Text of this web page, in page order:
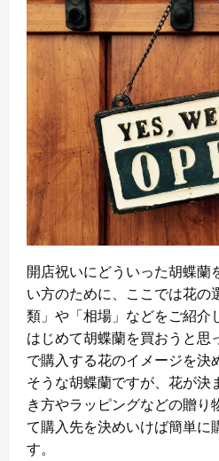
開店祝いにどういった胡蝶蘭
い方のために、ここでは花の
類」や「相場」などをご紹介
はじめて胡蝶蘭を買おうと思
で購入する花のイメージを決
そうな胡蝶蘭ですが、花が決
き方やラッピングなどの贈り
て購入先を決めいけば簡単に
す。